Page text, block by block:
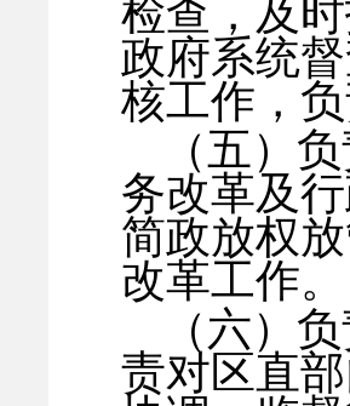
检查，及
政府系统
核工作，
（五）
务改革及
简政放权
改革工作。
（六）
责对区直